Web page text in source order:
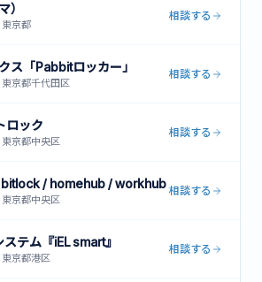
）
東京都
相談する
ス「Pabbitロッカー」
東京都千代田区
相談する
ロック
東京都中央区
相談する
/ homehub / workhub
東京都中央区
相談する
テム『iEL smart』
東京都港区
相談する